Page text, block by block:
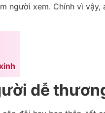
người xem. Chính vì
dễ